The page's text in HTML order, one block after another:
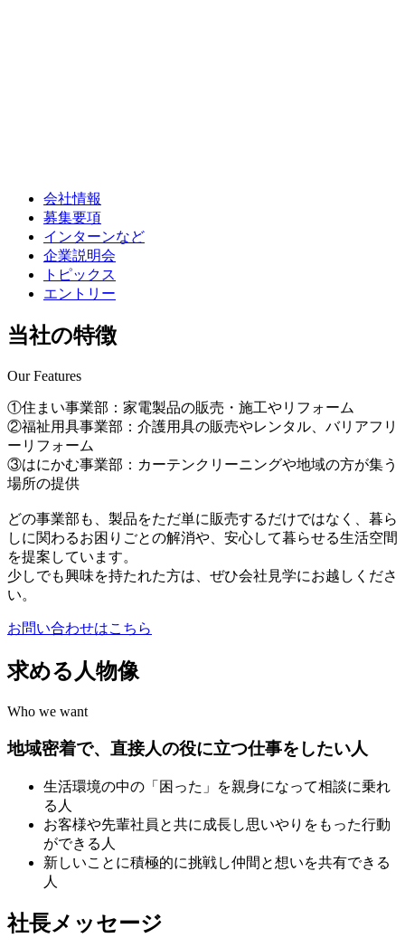
会社情報
募集要項
インターンなど
企業説明会
トピックス
エントリー
当社の特徴
Our Features
①住まい事業部：家電製品の販売・施工やリフォーム
②福祉用具事業部：介護用具の販売やレンタル、バリアフリ
ーリフォーム
③はにかむ事業部：カーテンクリーニングや地域の方が集う
場所の提供
どの事業部も、製品をただ単に販売するだけではなく、暮ら
しに関わるお困りごとの解消や、安心して暮らせる生活空間
を提案しています。
少しでも興味を持たれた方は、ぜひ会社見学にお越しくださ
い。
お問い合わせはこちら
求める人物像
Who we want
地域密着で、直接人の役に立つ仕事をしたい人
生活環境の中の「困った」を親身になって相談に乗れ
る人
お客様や先輩社員と共に成長し思いやりをもった行動
ができる人
新しいことに積極的に挑戦し仲間と想いを共有できる
人
社長メッセージ